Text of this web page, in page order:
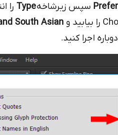
سپس زیرشاخهType را
South Asian
اجرا کنید.